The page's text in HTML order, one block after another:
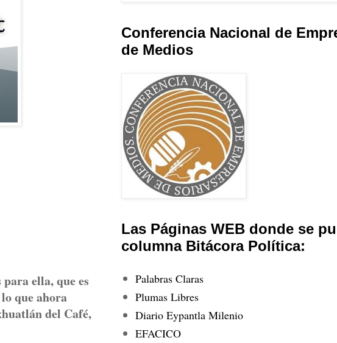
ella, que es
que ahora
del Café,
Conferencia Nacional de
de Medios
Las Páginas WEB donde se
columna Bitácora Política:
Palabras Claras
Plumas Libres
Diario Eypantla Milenio
EFACICO